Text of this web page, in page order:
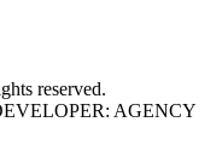
reserved.
AGENCY